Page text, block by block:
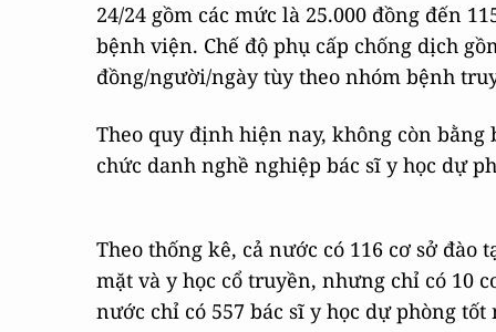
24/24 gồm các mức là 25.000 đồng đến
bệnh viện. Chế độ phụ cấp chống dịch
đồng/người/ngày tùy theo nhóm bệnh
Theo quy định hiện nay, không còn
chức danh nghề nghiệp bác sĩ y học dự
Theo thống kê, cả nước có 116 cơ sở
mặt và y học cổ truyền, nhưng chỉ có 10
nước chỉ có 557 bác sĩ y học dự phòng